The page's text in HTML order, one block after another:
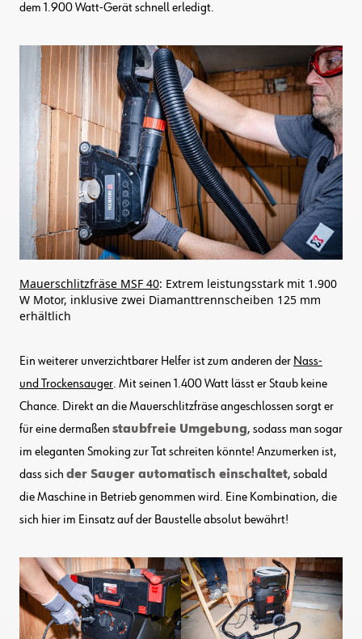
dem 1.900 Watt-Gerät schnell erledigt.
Mauerschlitzfräse MSF 40: Extrem leistungsstark mit 1.900
W Motor, inklusive zwei Diamanttrennscheiben 125 mm
erhältlich
Ein weiterer unverzichtbarer Helfer ist zum anderen der Nass-
und Trockensauger. Mit seinen 1.400 Watt lässt er Staub keine
Chance. Direkt an die Mauerschlitzfräse angeschlossen sorgt er
für eine dermaßen staubfreie Umgebung, sodass man sogar
im eleganten Smoking zur Tat schreiten könnte! Anzumerken ist,
dass sich der Sauger automatisch einschaltet, sobald
die Maschine in Betrieb genommen wird. Eine Kombination, die
sich hier im Einsatz auf der Baustelle absolut bewährt!